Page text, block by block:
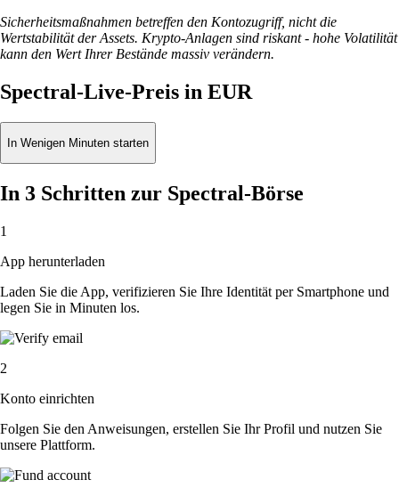
Sicherheitsmaßnahmen betreffen den Kontozugriff, nicht die
Wertstabilität der Assets. Krypto-Anlagen sind riskant - hohe Volatilität
kann den Wert Ihrer Bestände massiv verändern.
Spectral-Live-Preis in EUR
In Wenigen Minuten starten
In 3 Schritten zur Spectral-Börse
1
App herunterladen
Laden Sie die App, verifizieren Sie Ihre Identität per Smartphone und
legen Sie in Minuten los.
2
Konto einrichten
Folgen Sie den Anweisungen, erstellen Sie Ihr Profil und nutzen Sie
unsere Plattform.